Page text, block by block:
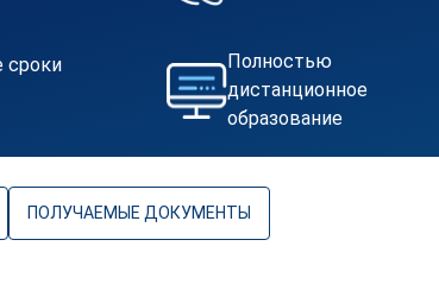
сроки
Полностью
дистанционное
образование
ПОЛУЧАЕМЫЕ ДОКУМЕНТЫ